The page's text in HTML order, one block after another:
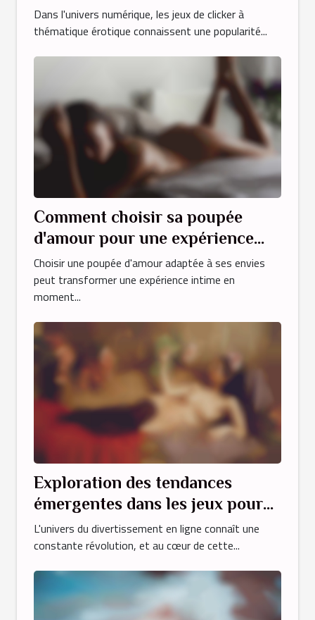
joueurs en ligne ?
Dans l'univers numérique, les jeux de clicker à
thématique érotique connaissent une popularité...
Comment choisir sa poupée
d'amour pour une expérience
personnalisée ?
Choisir une poupée d'amour adaptée à ses envies
peut transformer une expérience intime en
moment...
Exploration des tendances
émergentes dans les jeux pour
adultes en ligne
L'univers du divertissement en ligne connaît une
constante révolution, et au cœur de cette...